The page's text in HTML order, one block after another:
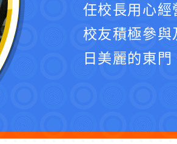
任校長用心
校友積極參
日美麗的東門